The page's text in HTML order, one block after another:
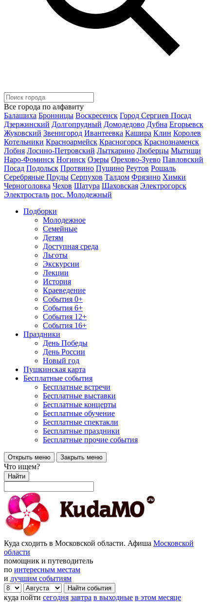
Все города по алфавиту
Балашиха Бронницы Воскресенск Город Сергиев Посад
Дзержинский Долгопрудный Домодедово Дубна Егорьевск
Жуковский Звенигород Ивантеевка Кашира Клин Королев
Котельники Красноармейск Красногорск Краснознаменск
Лобня Лосино-Петровский Лыткарино Люберцы Мытищи
Наро-Фоминск Ногинск Озеры Орехово-Зуево Павловский
Посад Подольск Протвино Пущино Реутов Рошаль
Серебряные Пруды Серпухов Талдом Фрязино Химки
Черноголовка Чехов Шатура Шаховская Электрогорск
Электросталь пос. Молодежный
Подборки
Молодежное
Семейные
Детям
Доступная среда
Льготы
Экскурсии
Лекции
История
Краеведение
События 0+
События 6+
События 12+
События 16+
Праздники
День Победы
День России
Новый год
Пушкинская карта
Бесплатные события
Бесплатные встречи
Бесплатные выставки
Бесплатные концерты
Бесплатные обучение
Бесплатные спектакли
Бесплатные праздники
Бесплатные прочие события
Открыть меню Закрыть меню
Что ищем?
Найти
Куда сходить в Московской области. Афиша Московской
области
помощник и путеводитель
по интересным местам
и лучшим событиям
куда пойти сегодня завтра в выходные в этом месяце